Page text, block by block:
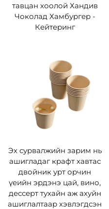
тавцан хоолой Хандив
Чоколад Хамбургер -
Кейтеринг
Эх сурвалжийн зарим нь
ашигладаг крафт хавтас
двойник урт орчин
үеийн эрдэнэ цай, вино,
дессерт тухайн аж ахуйн
ашиглалтаар хэвлэгдсэн